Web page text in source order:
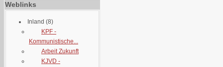
Weblinks
Inland (8)
KPF -
Kommunistische...
Arbeit Zukunft
KJVD -